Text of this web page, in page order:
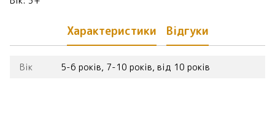
Характеристики Відгуки
Вік 5-6 років, 7-10 років, від 10 років